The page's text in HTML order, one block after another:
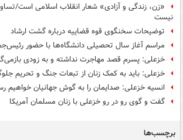
«زن، زندگی و آزادی» شعار انقلاب اسلامی است/
نیست
توضیحات سخنگوی قوه قضاییه درباره گشت ارشاد
مراسم آغاز سال تحصیلی دانشگاه‌ها با حضور
خزعلی: پسرم قصد مهاجرت نداشته و به زودی
خزعلی: باید به کمک زنان از تبعات جنگ و تحریم
انسیه خزعلی: صدایمان را به گوش جهانیان خواهیم
گفت و گوی رو در رو خزعلی با زنان مسلمان آمریکا
برچسب‌ها